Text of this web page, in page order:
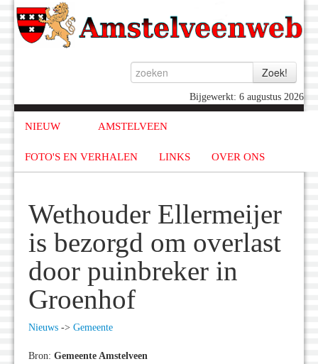
Bijgewerkt: 6 augustus 2026
NIEUW AMSTELVEEN
FOTO'S EN VERHALEN LINKS OVER ONS
Wethouder Ellermeijer
is bezorgd om overlast
door puinbreker in
Groenhof
Nieuws -> Gemeente
Bron: Gemeente Amstelveen